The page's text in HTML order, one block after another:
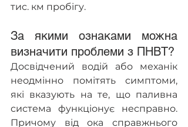
тис. км пробігу.
За якими ознаками можна
визначити проблеми з ПНВТ?
Досвідчений водій або механік
неодмінно помітять симптоми,
які вказують на те, що паливна
система функціонує несправно.
Причому від ока справжнього